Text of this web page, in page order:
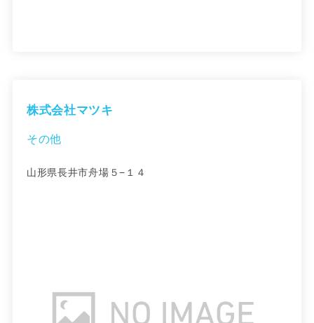
株式会社マツキ
その他
山形県長井市舟場５−１４